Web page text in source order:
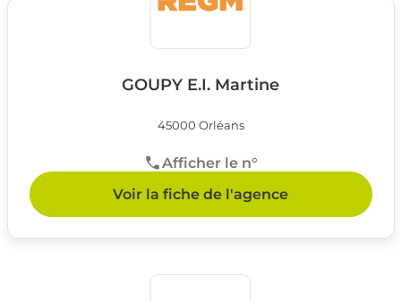
GOUPY E.I. Martine
45000 Orléans
Afficher le n°
Voir la fiche de l'agence